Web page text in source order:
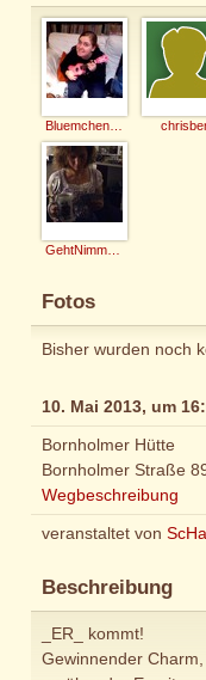
Fotos
Bisher wurden noch
10. Mai 2013, um
Bornholmer Hütte
Bornholmer Straße
Wegbeschreibung
veranstaltet von
Beschreibung
_ER_ kommt!
Gewinnender Charm,